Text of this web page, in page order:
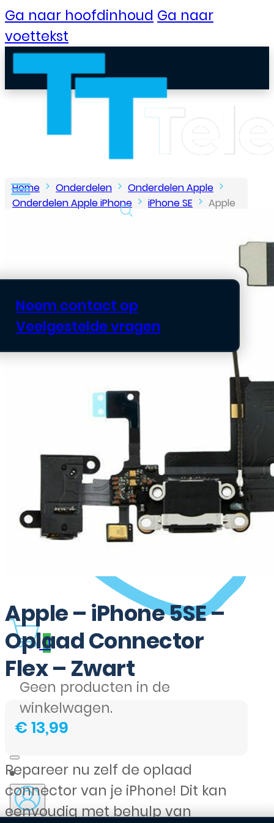
Ga naar hoofdinhoud Ga naar
voettekst
Neem contact op
Veelgestelde vragen
0
Geen producten in de
winkelwagen.
Home Onderdelen
Onderdelen Apple
Onderdelen Apple iPhone
iPhone SE
Apple
– iPhone 5SE – Oplaad Connector Flex – Zwart
Apple – iPhone 5SE –
Oplaad Connector
Flex – Zwart
€13,99
Repareer nu zelf de oplaad
connector van je iPhone! Dit kan
eenvoudig met behulp van